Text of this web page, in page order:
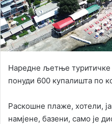
a
i
l
Наредне љетње туритичке
понуди 600 купалишта по
Раскошне плаже, хотели,
намјене, базени, само је